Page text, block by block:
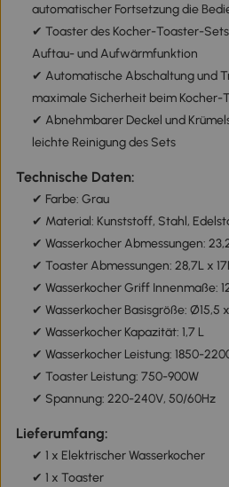
automatischer Fortsetzung die
✔ Toaster des Kocher-Toaster-
Auftau- und Aufwärmfunktion
✔ Automatische Abschaltung und
maximale Sicherheit beim Kocher-
✔ Abnehmbarer Deckel und
leichte Reinigung des Sets
Technische Daten:
✔ Farbe: Grau
✔ Material: Kunststoff, Stahl,
✔ Wasserkocher Abmessungen:
✔ Toaster Abmessungen: 28,7L x
✔ Wasserkocher Griff Innenmaße:
✔ Wasserkocher Basisgröße: Ø15,5
✔ Wasserkocher Kapazität: 1,7 L
✔ Wasserkocher Leistung: 1850-
✔ Toaster Leistung: 750-900W
✔ Spannung: 220-240V, 50/60Hz
Lieferumfang:
✔ 1 x Elektrischer Wasserkocher
✔ 1 x Toaster